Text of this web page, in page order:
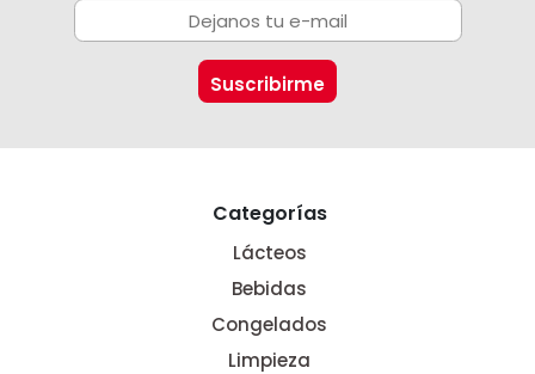
Categorías
Lácteos
Bebidas
Congelados
Limpieza